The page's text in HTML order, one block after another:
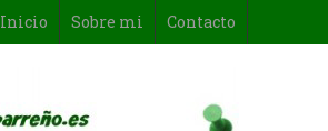
Inicio Sobre mi Contacto